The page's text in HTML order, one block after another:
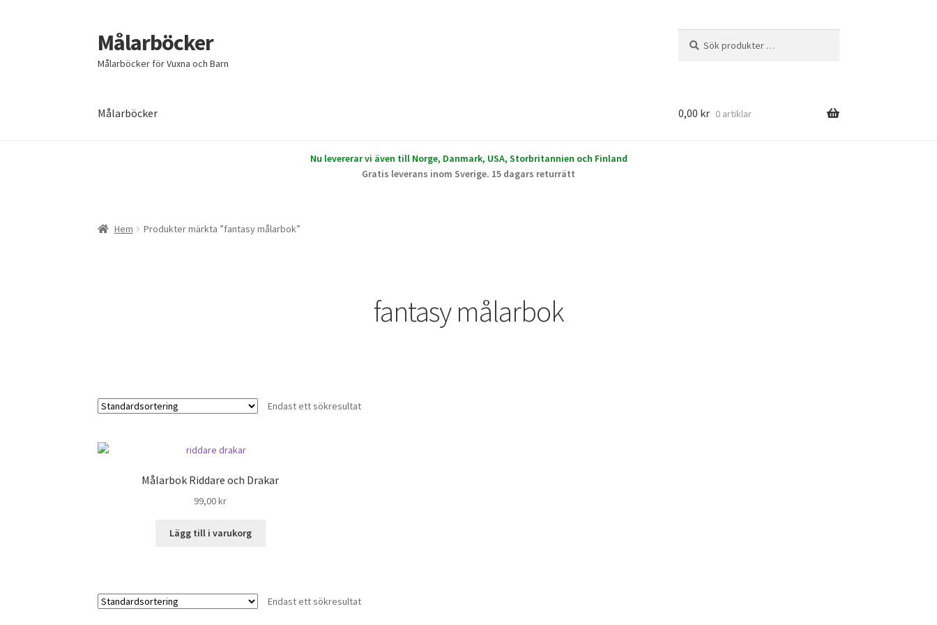
Hoppa
till
navigering
Hoppa
till
innehåll
Målarböcker
Målarböcker för Vuxna och Barn
efter:
Målarböcker 0,00 kr 0 artiklar
Nu levererar vi även till Norge, Danmark, USA, Storbritannien och Finland
Gratis leverans inom Sverige. 15 dagars returrätt
Hem Produkter märkta ”fantasy målarbok”
fantasy målarbok
Endast ett sökresultat
Målarbok Riddare och Drakar
99,00kr
Lägg till i varukorg
Endast ett sökresultat